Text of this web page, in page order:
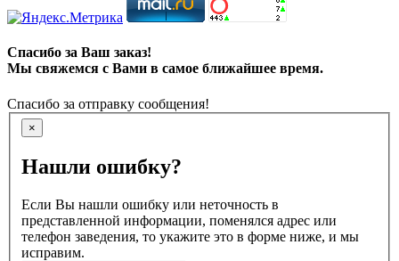
Спасибо за Ваш заказ!
Мы свяжемся с Вами в самое ближайшее время.
Спасибо за отправку сообщения!
×
Нашли ошибку?
Если Вы нашли ошибку или неточность в
представленной информации, поменялся адрес или
телефон заведения, то укажите это в форме ниже, и мы
исправим.